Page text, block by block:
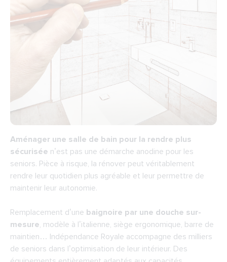
Aménager une salle de bain pour la rendre plus
sécurisée n’est pas une démarche anodine pour les
seniors. Pièce à risque, la rénover peut véritablement
rendre leur quotidien plus agréable et leur permettre de
maintenir leur autonomie.
Remplacement d’une baignoire par une douche sur-
mesure, modèle à l’italienne, siège ergonomique, barre de
maintien… Indépendance Royale accompagne des milliers
de seniors dans l’optimisation de leur intérieur. Des